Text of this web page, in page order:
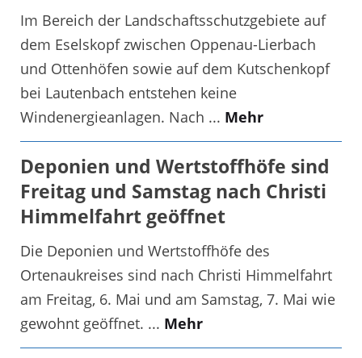
Im Bereich der Landschaftsschutzgebiete auf
dem Eselskopf zwischen Oppenau-Lierbach
und Ottenhöfen sowie auf dem Kutschenkopf
bei Lautenbach entstehen keine
Windenergieanlagen. Nach ... Mehr
Deponien und Wertstoffhöfe sind
Freitag und Samstag nach Christi
Himmelfahrt geöffnet
Die Deponien und Wertstoffhöfe des
Ortenaukreises sind nach Christi Himmelfahrt
am Freitag, 6. Mai und am Samstag, 7. Mai wie
gewohnt geöffnet. ... Mehr